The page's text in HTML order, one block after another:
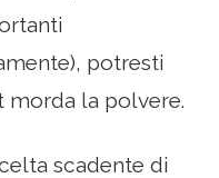
potresti
la polvere.
scadente di